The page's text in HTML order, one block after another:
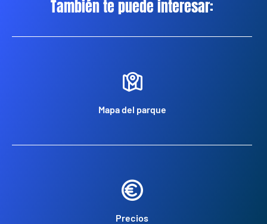
También te puede interesar:
Mapa del parque
Precios